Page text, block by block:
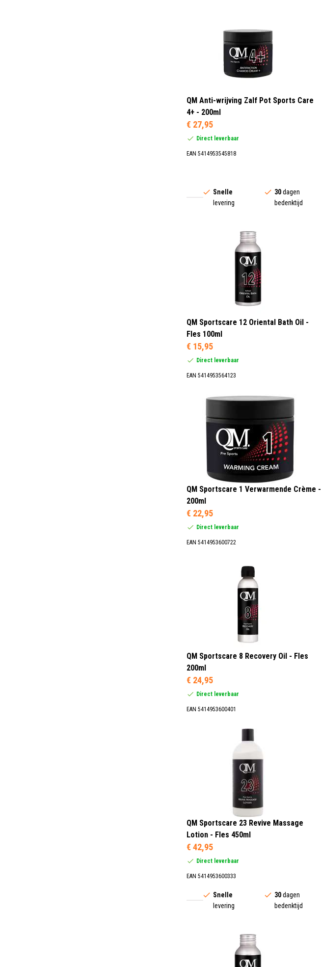
QM Anti-wrijving Zalf Pot Sports Care
4+ - 200ml
€ 27,95
Direct leverbaar
EAN 5414953545818
Snelle
levering
30dagen
bedenktijd
QM Sportscare 12 Oriental Bath Oil -
Fles 100ml
€ 15,95
Direct leverbaar
EAN 5414953564123
QM Sportscare 1 Verwarmende Crème -
200ml
€ 22,95
Direct leverbaar
EAN 5414953600722
QM Sportscare 8 Recovery Oil - Fles
200ml
€ 24,95
Direct leverbaar
EAN 5414953600401
QM Sportscare 23 Revive Massage
Lotion - Fles 450ml
€ 42,95
Direct leverbaar
EAN 5414953600333
Snelle
levering
30dagen
bedenktijd